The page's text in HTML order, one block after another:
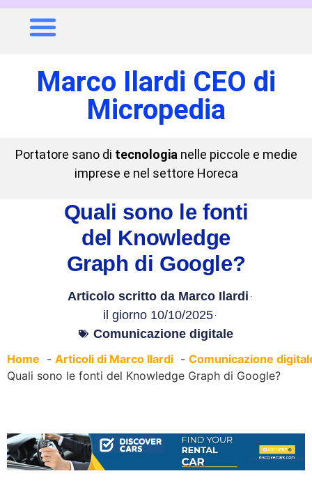
Marco Ilardi CEO di
Micropedia
Portatore sano di tecnologia nelle piccole e medie
imprese e nel settore Horeca
Quali sono le fonti
del Knowledge
Graph di Google?
Articolo scritto da Marco Ilardi
il giorno 10/10/2025
Comunicazione digitale
Home
Articoli di Marco Ilardi
Comunicazione
Quali sono le fonti del Knowledge Graph di Google?